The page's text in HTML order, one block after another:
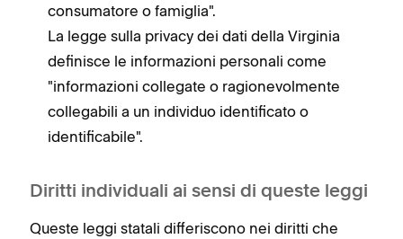
consumatore o famiglia".
La legge sulla privacy dei dati della Virginia
definisce le informazioni personali come
"informazioni collegate o ragionevolmente
collegabili a un individuo identificato o
identificabile".
Diritti individuali ai sensi di queste leggi
Queste leggi statali differiscono nei diritti che